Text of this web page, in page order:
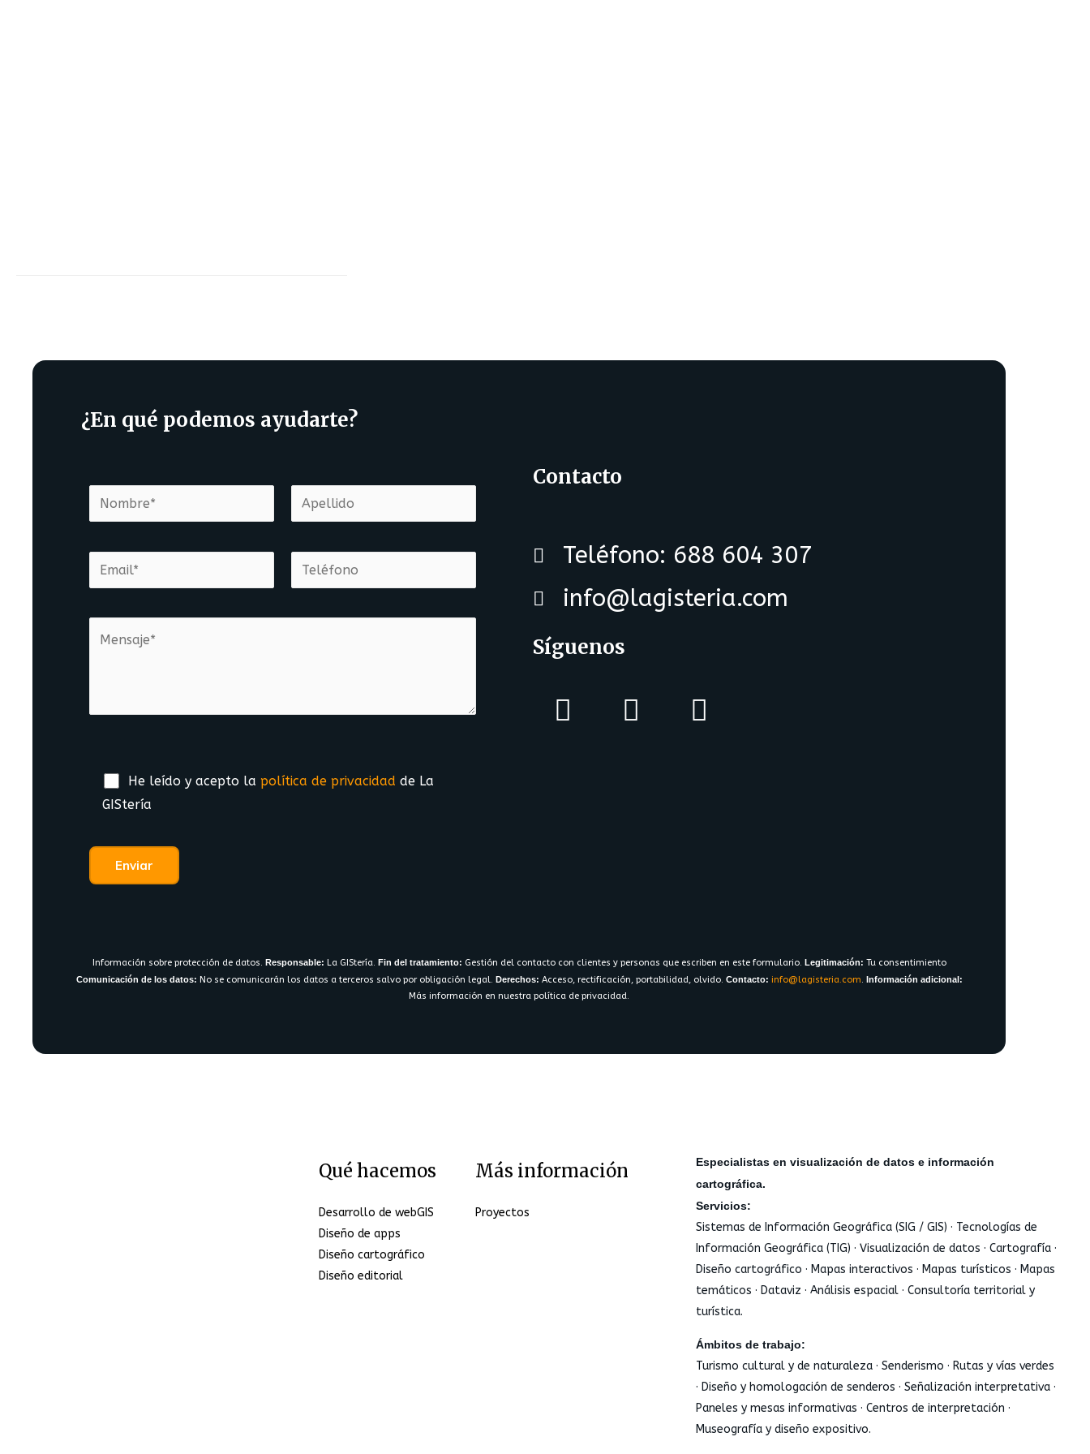
¿En qué podemos ayudarte?
He leído y acepto la política de privacidad de La
GIStería
Contacto
Teléfono: 688 604 307
info@lagisteria.com
Síguenos
Información sobre protección de datos. Responsable: La GIStería. Fin del tratamiento: Gestión del contacto con clientes y personas que escriben en este formulario. Legitimación: Tu consentimiento
Comunicación de los datos: No se comunicarán los datos a terceros salvo por obligación legal. Derechos: Acceso, rectificación, portabilidad, olvido. Contacto: info@lagisteria.com. Información adicional:
Más información en nuestra política de privacidad.
Qué hacemos
Desarrollo de webGIS
Diseño de apps
Diseño cartográfico
Diseño editorial
Más información
Proyectos
Especialistas en visualización de datos e información
cartográfica.
Servicios:
Sistemas de Información Geográfica (SIG / GIS) · Tecnologías de
Información Geográfica (TIG) · Visualización de datos · Cartografía ·
Diseño cartográfico · Mapas interactivos · Mapas turísticos · Mapas
temáticos · Dataviz · Análisis espacial · Consultoría territorial y
turística.
Ámbitos de trabajo:
Turismo cultural y de naturaleza · Senderismo · Rutas y vías verdes
· Diseño y homologación de senderos · Señalización interpretativa ·
Paneles y mesas informativas · Centros de interpretación ·
Museografía y diseño expositivo.